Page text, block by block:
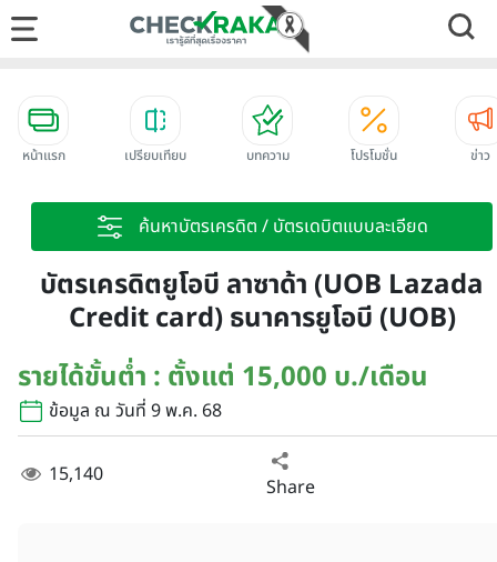
หน้าแรก เปรียบเทียบ บทความ โปรโมชั่น ข่าว
ค้นหาบัตรเครดิต / บัตรเดบิตแบบละเอียด
บัตรเครดิตยูโอบี ลาซาด้า (UOB Lazada
Credit card) ธนาคารยูโอบี (UOB)
รายได้ขั้นต่ำ : ตั้งแต่ 15,000 บ./เดือน
ข้อมูล ณ วันที่ 9 พ.ค. 68
15,140 Share